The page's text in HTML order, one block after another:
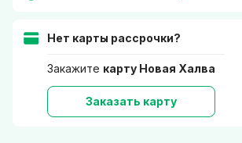
Нет карты рассрочки?
Закажите карту Новая Халва
Заказать карту